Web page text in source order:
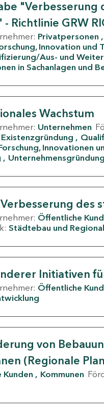
"Verbesserung
Richtlinie GRW
Privatpersonen
Innovation und
Aus- und
in Sachanlagen und
Wachstum
Unternehmen
Existenzgründung
Innovationen
Unternehmensgründung
des
Öffentliche
Städtebau und
Initiativen
Öffentliche
von
(Regionale
Kommunen